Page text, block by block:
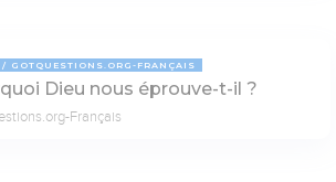
GOTQUESTIONS.ORG-FRANÇAIS
Dieu nous éprouve-t-il ?
Français